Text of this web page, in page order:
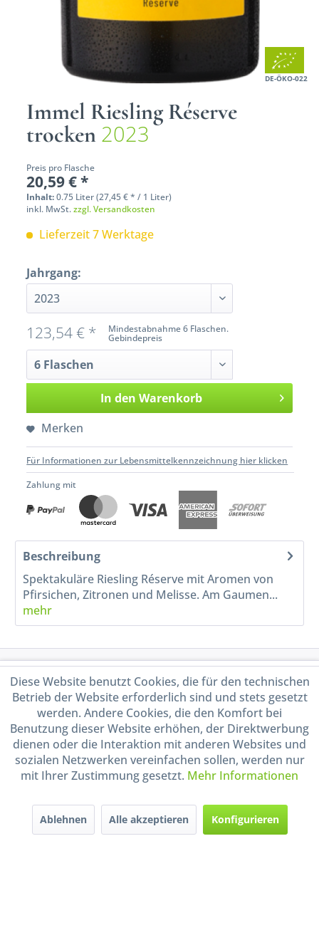
DE-ÖKO-022
Immel Riesling Réserve
trocken 2023
Preis pro Flasche
20,59 € *
Inhalt:0.75 Liter (27,45 € * / 1 Liter)
inkl. MwSt.zzgl. Versandkosten
Lieferzeit 7 Werktage
Jahrgang:
Mindestabnahme 6 Flaschen.
Gebindepreis
123,54 € *
In den Warenkorb
Merken
Für Informationen zur Lebensmittelkennzeichnung hier klicken
Zahlung mit
Beschreibung
Spektakuläre Riesling Réserve mit Aromen von
Pfirsichen, Zitronen und Melisse. Am Gaumen...
mehr
Service Hotline
Shop Service
Informationen
Handel mit BIO-Weinen
durch DE-ÖKO-009
Diese Website benutzt Cookies, die für den technischen
Betrieb der Website erforderlich sind und stets gesetzt
werden. Andere Cookies, die den Komfort bei
Benutzung dieser Website erhöhen, der Direktwerbung
dienen oder die Interaktion mit anderen Websites und
sozialen Netzwerken vereinfachen sollen, werden nur
mit Ihrer Zustimmung gesetzt. Mehr Informationen
Ablehnen Alle akzeptieren Konfigurieren